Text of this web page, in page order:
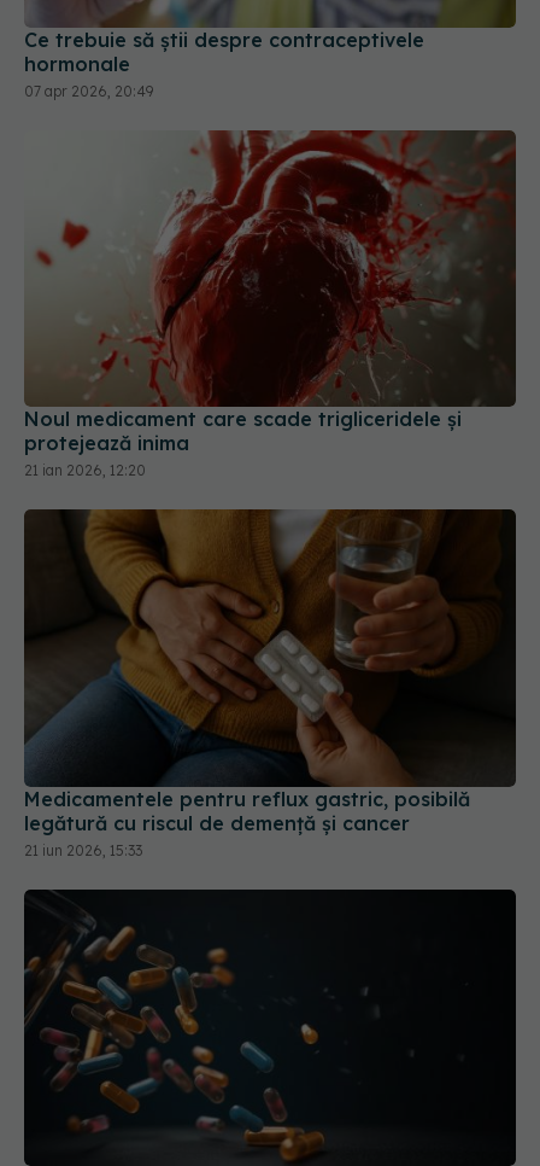
07 apr 2026, 20:49
Noul medicament care scade trigliceridele și
protejează inima
21 ian 2026, 12:20
Medicamentele pentru reflux gastric, posibilă
legătură cu riscul de demență și cancer
Combinația de analgezice care poate fi fatală
18 apr 2026, 20:53